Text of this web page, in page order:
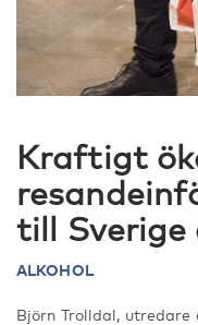
Kraftigt
till Sverige
ALKOHOL
Björn Trolldal, utredare